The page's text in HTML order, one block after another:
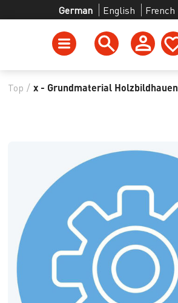
German English French
Top / x - Grundmaterial Holzbildhauen